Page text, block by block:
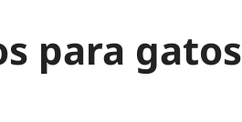
para gatos